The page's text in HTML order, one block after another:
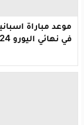
موعد مباراة
في نهائي اليورو 2024